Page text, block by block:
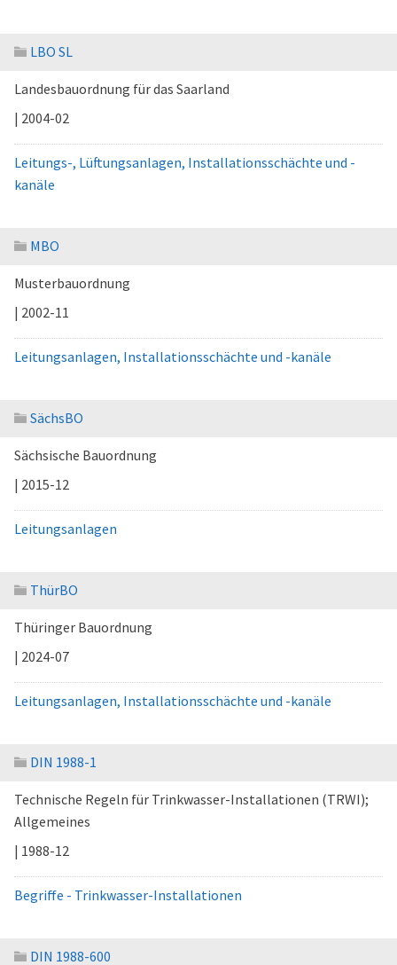
LBO SL
Landesbauordnung für das Saarland
| 2004-02
Leitungs-, Lüftungsanlagen, Installationsschächte und -
kanäle
MBO
Musterbauordnung
| 2002-11
Leitungsanlagen, Installationsschächte und -kanäle
SächsBO
Sächsische Bauordnung
| 2015-12
Leitungsanlagen
ThürBO
Thüringer Bauordnung
| 2024-07
Leitungsanlagen, Installationsschächte und -kanäle
DIN 1988-1
Technische Regeln für Trinkwasser-Installationen (TRWI);
Allgemeines
| 1988-12
Begriffe - Trinkwasser-Installationen
DIN 1988-600